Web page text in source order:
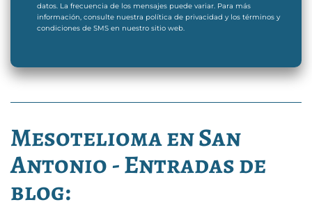
datos. La frecuencia de los mensajes puede variar. Para más
información, consulte nuestra política de privacidad y los términos y
condiciones de SMS en nuestro sitio web.
Mesotelioma en San
Antonio - Entradas de
blog: